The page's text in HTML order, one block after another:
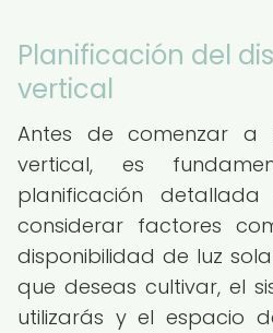
Planificación del
vertical
Antes de comenzar a
vertical, es
planificación
considerar factores
disponibilidad de luz
que deseas cultivar, el
utilizarás y el espacio